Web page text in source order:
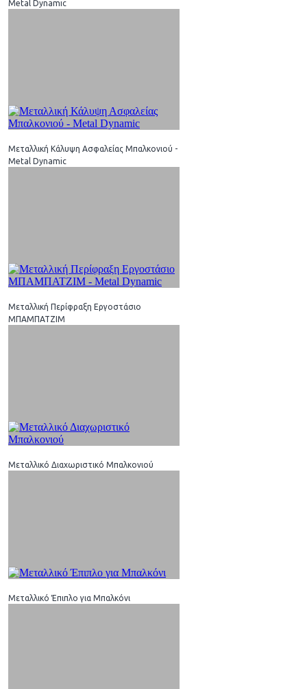
Metal Dynamic
Μεταλλική Κάλυψη Ασφαλείας Μπαλκονιού -
Metal Dynamic
Μεταλλική Περίφραξη Εργοστάσιο
ΜΠΑΜΠΑΤΖΙΜ
Μεταλλικό Διαχωριστικό Μπαλκονιού
Μεταλλικό Έπιπλο για Μπαλκόνι